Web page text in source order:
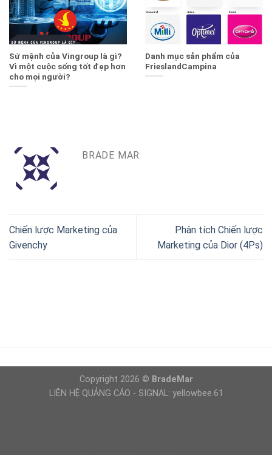
Sứ mệnh của Vingroup là gì?
Vì một cuộc sống tốt đẹp hơn
cho mọi người?
Danh mục sản phẩm của
FrieslandCampina
BRADE MAR
Chiến lược Marketing của
Givenchy
Phân tích Chiến lược
Marketing của Dior (4Ps)
Copyright 2026 © BradeMar
LIÊN HỆ QUẢNG CÁO - SIGNAL: yellowbee.61